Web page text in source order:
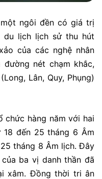
ngôi đền có giá trị
du lịch lịch sử thu hút
của các nghệ nhân
nét chạm khắc,
Lân, Quy, Phụng)
chức hàng năm với hai
đến 25 tháng 6 Âm
tháng 8 Âm lịch. Đây
ba vị danh thần đã
xâm. Đồng thời tri ân